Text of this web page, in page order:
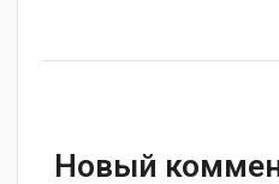
Новый